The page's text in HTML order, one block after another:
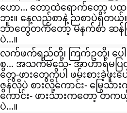
ဟော... တောထဲရောက်တော့ ပထ
ဘူး။ နေ့လည်စာနဲ့ ညစာပဲရှိတယ်
ဘာတွေတက်တော့ မနက်စာ ဆ
ပဲ...။
လက်ဖက်ရည်တို့၊ ကြက်ဥတို့၊ ပေါင်
စွ... အသက်မသေ- အာဟာရမပြ
တွေ-ဖားတွေကိုပါ ဖမ်းစားခဲ့ဖူးပ
ဇွန်လိုပဲ စားလို့ကောင်း- မြွေသ
ကောင်း- ဖားသားကတော့ တ
ပဲ...။